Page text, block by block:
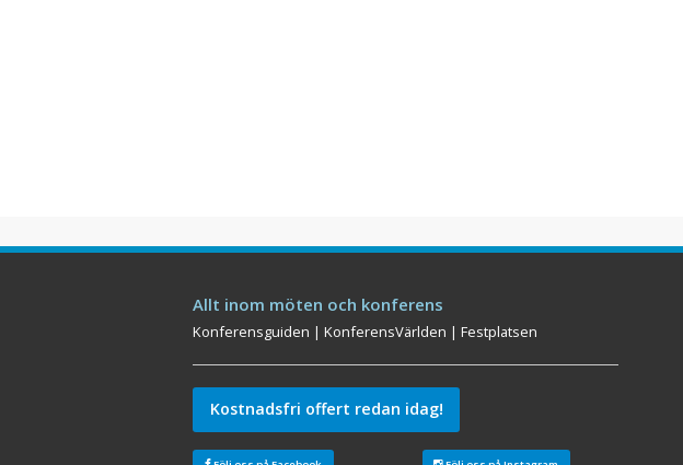
Allt inom möten och konferens
Konferensguiden |KonferensVärlden |Festplatsen
Kostnadsfri offert redan idag!